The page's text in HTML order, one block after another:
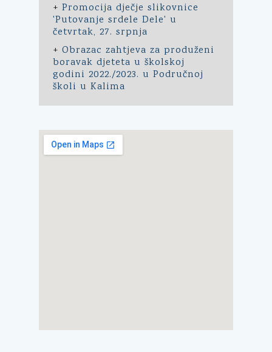
+ Promocija dječje slikovnice
'Putovanje srdele Dele' u
četvrtak, 27. srpnja
+ Obrazac zahtjeva za produženi
boravak djeteta u školskoj
godini 2022./2023. u Područnoj
školi u Kalima